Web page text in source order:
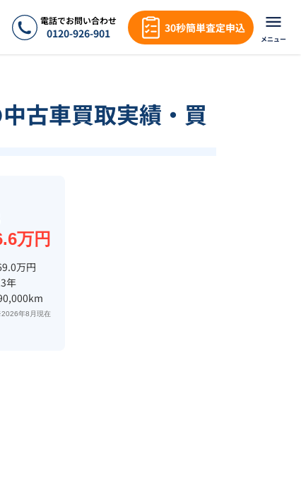
電話でお問い合わせ
0120-926-901 30秒簡単査定申込
メニュー
古車買取実績・買
万円
万円
年
年8月現在